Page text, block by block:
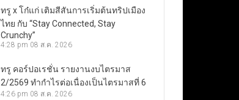
ทรู x โก๋แก่ เติมสีสันการเริ่มต้นทริปเมือง
ไทย กับ “Stay Connected, Stay
Crunchy”
4:28 pm 08 ส.ค. 2026
ทรู คอร์ปอเรชั่น รายงานงบไตรมาส
2/2569 ทำกำไรต่อเนื่องเป็นไตรมาสที่ 6
4:26 pm 08 ส.ค. 2026